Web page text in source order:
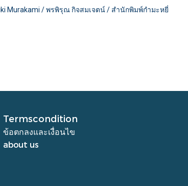
Murakami / พรพิรุณ กิจสมเจตน์ / สำนักพิมพ์กำมะหยี่
Termscondition
ข้อตกลงและเงื่อนไข
about us